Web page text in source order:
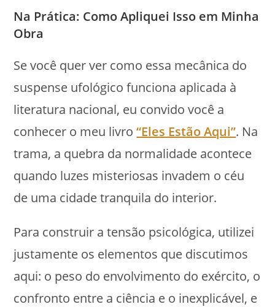
Na Prática: Como Apliquei Isso em Minha
Obra
Se você quer ver como essa mecânica do
suspense ufológico funciona aplicada à
literatura nacional, eu convido você a
conhecer o meu livro“Eles Estão Aqui”. Na
trama, a quebra da normalidade acontece
quando luzes misteriosas invadem o céu
de uma cidade tranquila do interior.
Para construir a tensão psicológica, utilizei
justamente os elementos que discutimos
aqui: o peso do envolvimento do exército, o
confronto entre a ciência e o inexplicável, e